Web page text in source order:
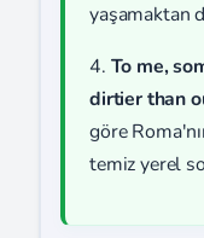
yaşamaktan
4. To me,
dirtier than
göre
temiz yerel